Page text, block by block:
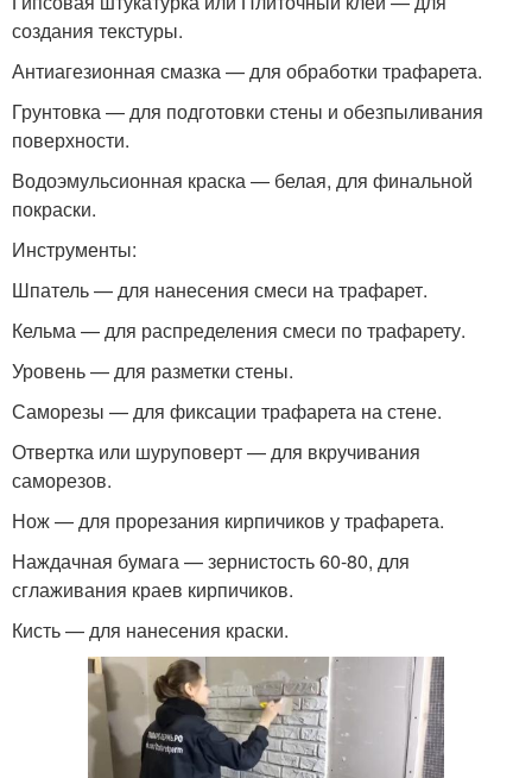
создания текстуры.
Антиагезионная смазка — для обработки трафарета.
Грунтовка — для подготовки стены и обезпыливания
поверхности.
Водоэмульсионная краска — белая, для финальной
покраски.
Инструменты:
Шпатель — для нанесения смеси на трафарет.
Кельма — для распределения смеси по трафарету.
Уровень — для разметки стены.
Саморезы — для фиксации трафарета на стене.
Отвертка или шуруповерт — для вкручивания
саморезов.
Нож — для прорезания кирпичиков у трафарета.
Наждачная бумага — зернистость 60-80, для
сглаживания краев кирпичиков.
Кисть — для нанесения краски.